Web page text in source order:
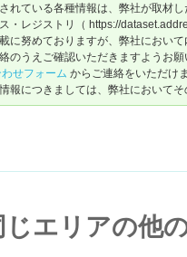
れている各種情報は、弊社が取材
・レジストリ（ https://
に努めておりますが、弊社におい
のうえご確認いただきますようお
せフォーム からご連絡をいただけ
報につきましては、弊社において
じエリアの他